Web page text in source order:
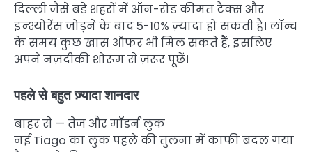
दिल्ली जैसे बड़े शहरों में ऑन-रोड कीमत टैक्स और
इन्श्योरेंस जोड़ने के बाद 5-10% ज़्यादा हो सकती है। लॉन्च
के समय कुछ खास ऑफर भी मिल सकते हैं, इसलिए
अपने नज़दीकी शोरूम से ज़रूर पूछें।
पहले से बहुत ज़्यादा शानदार
बाहर से — तेज़ और मॉडर्न लुक
नई Tiago का लुक पहले की तुलना में काफी बदल गया